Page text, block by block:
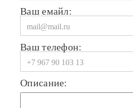
Ваш емайл:
Ваш телефон:
Описание: